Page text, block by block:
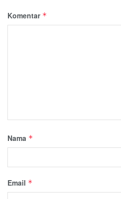
Komentar *
Nama *
Email *